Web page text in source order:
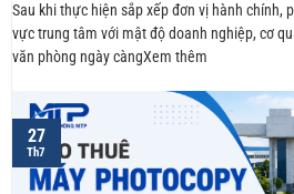
Sau khi thực hiện sắp xếp đơn vị hành chính,
vực trung tâm với mật độ doanh nghiệp, cơ
văn phòng ngày càngXem thêm
27
Th7